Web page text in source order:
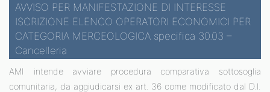
AVVISO PER MANIFESTAZIONE DI INTERESSE
ISCRIZIONE ELENCO OPERATORI ECONOMICI PER
CATEGORIA MERCEOLOGICA specifica 30.03 –
Cancelleria
AMI intende avviare procedura comparativa sottosoglia
comunitaria, da aggiudicarsi ex art. 36 come modificato dal D.l.